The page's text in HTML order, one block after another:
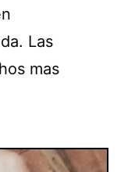
Las
mas